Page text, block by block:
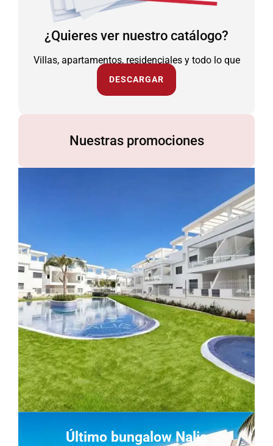
¿Quieres ver nuestro catálogo?
Villas, apartamentos, residenciales y todo lo que
DESCARGAR
Nuestras promociones
Último bungalow Nalia